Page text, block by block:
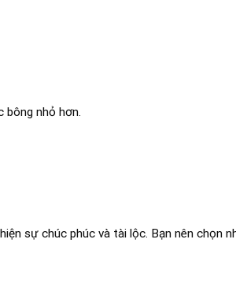
bông nhỏ hơn.
sự chúc phúc và tài lộc. Bạn nên chọn